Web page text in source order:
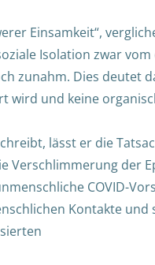
Einsamkeit“,
Isolation zwar
zunahm. Dies deutet
wird und keine
lässt er die
Verschlimmerung der
COVID-
Kontakte